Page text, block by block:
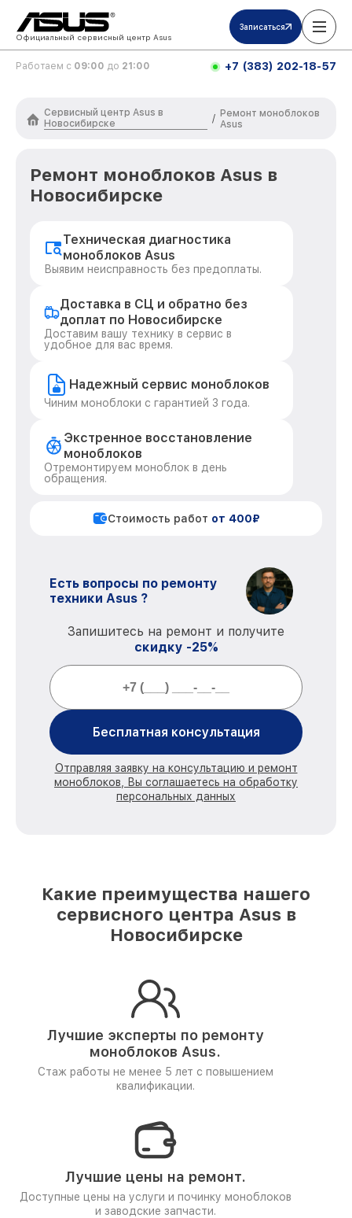
Официальный сервисный центр Asus
Записаться
Работаем с 09:00 до 21:00 +7 (383) 202-18-57
Сервисный центр Asus в
Новосибирске
/ Ремонт моноблоков
Asus
Ремонт моноблоков Asus в
Новосибирске
Техническая диагностика
моноблоков Asus
Выявим неисправность без предоплаты.
Доставка в СЦ и обратно без
доплат по Новосибирске
Доставим вашу технику в сервис в
удобное для вас время.
Надежный сервис моноблоков
Чиним моноблоки с гарантией 3 года.
Экстренное восстановление
моноблоков
Отремонтируем моноблок в день
обращения.
Стоимость работ от 400₽
Есть вопросы по ремонту
техники Asus ?
Запишитесь на ремонт и получите
скидку -25%
Бесплатная консультация
Отправляя заявку на консультацию и ремонт
моноблоков, Вы соглашаетесь на обработку
персональных данных
Какие преимущества нашего
сервисного центра Asus в
Новосибирске
Лучшие эксперты по ремонту
моноблоков Asus.
Стаж работы не менее 5 лет с повышением
квалификации.
Лучшие цены на ремонт.
Доступные цены на услуги и починку моноблоков
и заводские запчасти.